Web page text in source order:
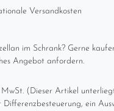
Versandkosten
im Schrank? Gerne
Angebot anfordern.
MwSt. (Dieser Artikel
Differenzbesteuerung, ein